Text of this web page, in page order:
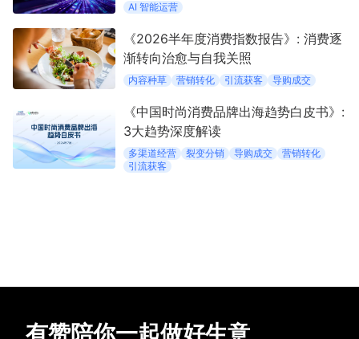
AI 智能运营
《2026半年度消费指数报告》: 消费逐
渐转向治愈与自我关照
内容种草 营销转化 引流获客 导购成交
《中国时尚消费品牌出海趋势白皮书》:
3大趋势深度解读
多渠道经营 裂变分销 导购成交
营销转化
引流获客
有赞陪你一起做好生意